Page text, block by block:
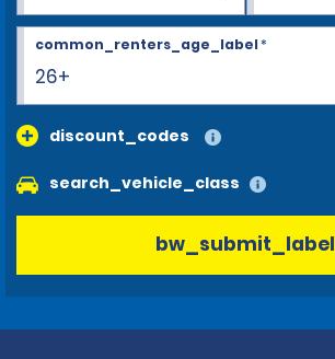
26+
common_renters_age_label*
discount_codes
search_vehicle_class
bw_submit_label